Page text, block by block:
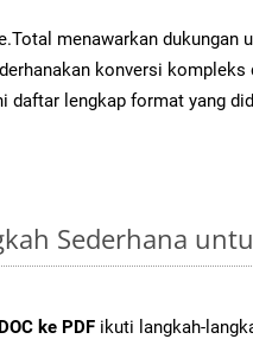
menawarkan dukungan
konversi
daftar lengkap format yang
Sederhana
DOC ke PDF ikuti langkah-